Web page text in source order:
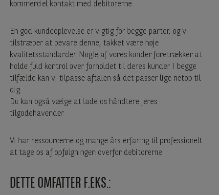
kommerciel kontakt med debitorerne.
En god kundeoplevelse er vigtig for begge parter, og vi
tilstræber at bevare denne, takket være høje
kvalitetsstandarder. Nogle af vores kunder foretrækker at
holde fuld kontrol over forholdet til deres kunder. I begge
tilfælde kan vi tilpasse aftalen så det passer lige netop til
dig.
Du kan også vælge at lade os håndtere jeres
tilgodehavender
Vi har ressourcerne og mange års erfaring til professionelt
at tage os af opfølgningen overfor debitorerne.
DETTE OMFATTER F.EKS.: